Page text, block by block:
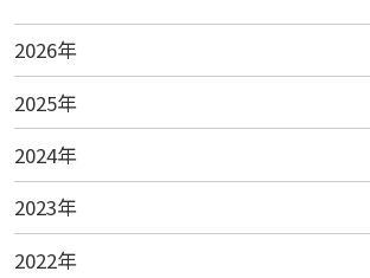
2026年
2025年
2024年
2023年
2022年